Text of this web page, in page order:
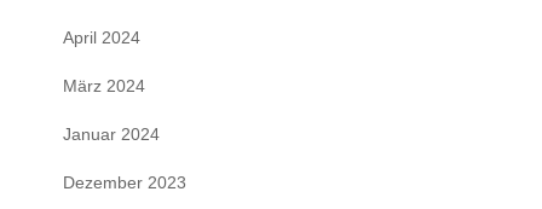
April 2024
März 2024
Januar 2024
Dezember 2023